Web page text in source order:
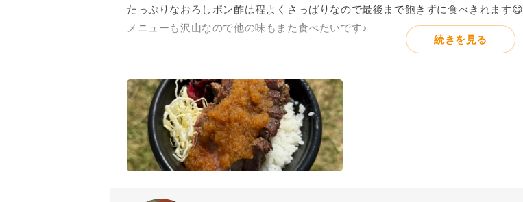
たっぷりなおろしポン酢は程よくさっぱりなので最後まで飽きずに食べきれます😋
メニューも沢山なので他の味もまた食べたいです♪
続きを見る